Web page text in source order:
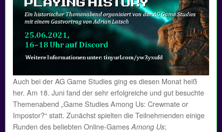
Auch bei der AG Game Studies ging es diesen Monat heiß
her. Am 18. Juni fand der sehr erfolgreiche und gut besuchte
Themenabend „Game Studies Among Us: Crewmate or
Impostor?“ statt. Zunächst spielten die Teilnehmenden einige
Runden des beliebten Online-Games Among Us;